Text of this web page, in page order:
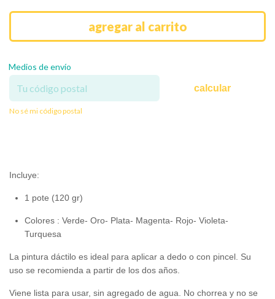
Medios de envío
calcular
No sé mi código postal
Incluye:
1 pote (120 gr)
Colores : Verde- Oro- Plata- Magenta- Rojo- Violeta-
Turquesa
La pintura dáctilo es ideal para aplicar a dedo o con pincel. Su
uso se recomienda a partir de los dos años.
Viene lista para usar, sin agregado de agua. No chorrea y no se